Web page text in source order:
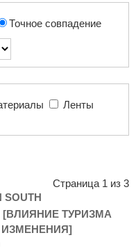
Точное совпадение
Страница 1 из 3
SOUTH
[ВЛИЯНИЕ ТУРИЗМА